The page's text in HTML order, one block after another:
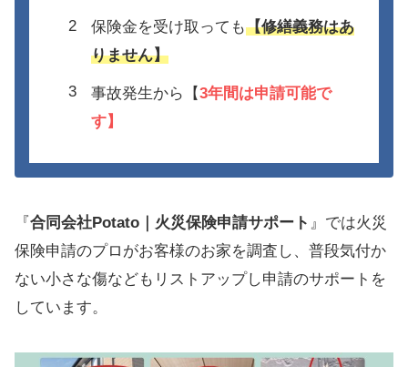
保険金を受け取っても【修繕義務はあ
りません】
事故発生から【3年間は申請可能で
す】
『 合同会社Potato｜火災保険申請サポート 』では火災
保険申請のプロがお客様のお家を調査し、普段気付か
ない小さな傷などもリストアップし申請のサポートを
しています。